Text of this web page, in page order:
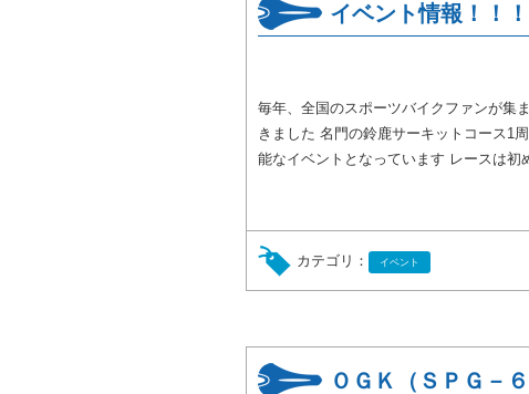
イベント情報！！！
毎年、全国のスポーツバイクファンが集
きました 名門の鈴鹿サーキットコース1
能なイベントとなっています レースは
カテゴリ： イベント
ＯＧＫ（ＳＰＧ－